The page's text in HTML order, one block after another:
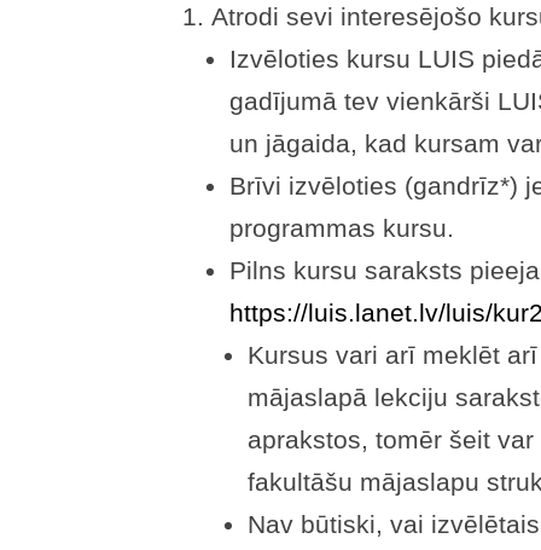
Atrodi sevi interesējošo
Izvēloties kursu LUIS
gadījumā tev vienkārši
un jāgaida, kad kursam
Brīvi izvēloties (gandrīz*)
programmas kursu.
Pilns kursu saraksts
https://luis.lanet.lv/luis/
Kursus vari arī meklēt
mājaslapā lekciju
aprakstos, tomēr šeit
fakultāšu mājaslapu
Nav būtiski, vai